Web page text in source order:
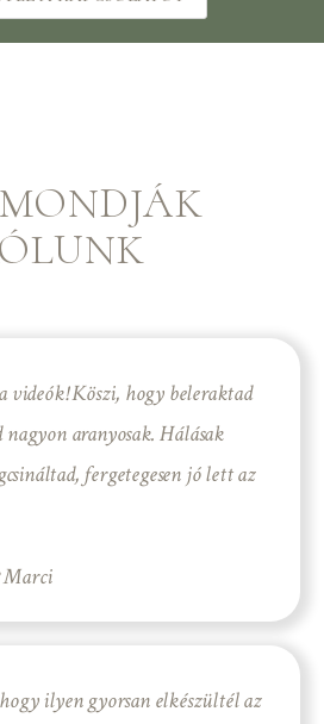
videók! Köszi, hogy beleraktad
aranyosak. Hálásak
fergetegesen jó lett az
ilyen gyorsan elkészültél az